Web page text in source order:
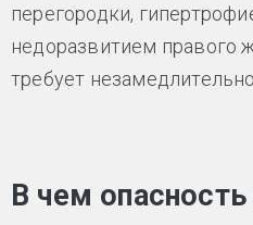
перегородки,
недоразвитием правого
требует
В чем опасность